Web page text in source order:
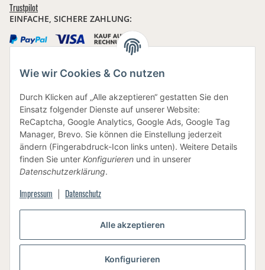
Alle akzeptieren
Konfigurieren
Wie wir Cookies & Co nutzen
Durch Klicken auf „Alle akzeptieren“ gestatten Sie den
Einsatz folgender Dienste auf unserer Website:
ReCaptcha, Google Analytics, Google Ads, Google Tag
Manager, Brevo. Sie können die Einstellung jederzeit
ändern (Fingerabdruck-Icon links unten). Weitere Details
finden Sie unter Konfigurieren und in unserer
Datenschutzerklärung.
Impressum Datenschutz
Trustpilot
EINFACHE, SICHERE ZAHLUNG:
BEWUSSTE VERPACKUNG
Vertrag widerrufen